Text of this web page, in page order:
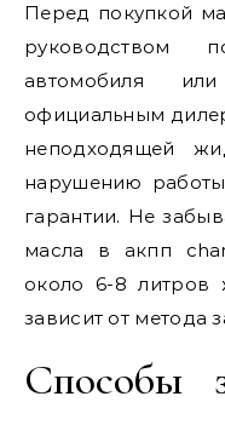
Перед покупкой
руководством
автомобиля
официальным
неподходящей
нарушению
гарантии. Не
масла в акпп
около 6-8 литров
зависит от метода
Способы